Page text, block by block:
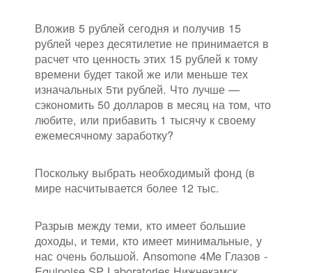
Вложив 5 рублей сегодня и получив 15
рублей через десятилетие не принимается в
расчет что ценность этих 15 рублей к тому
времени будет такой же или меньше тех
изначальных 5ти рублей. Что лучше —
сэкономить 50 долларов в месяц на том, что
любите, или прибавить 1 тысячу к своему
ежемесячному заработку?
Поскольку выбрать необходимый фонд (в
мире насчитывается более 12 тыс.
Разрыв между теми, кто имеет большие
доходы, и теми, кто имеет минимальные, у
нас очень большой. Ansomone 4Me Глазов -